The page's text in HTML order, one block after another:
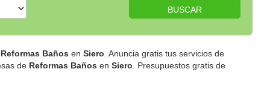
BUSCAR
Reformas Baños en Siero . Anuncia gratis tus servicios de
de Reformas Baños en Siero . Presupuestos gratis de